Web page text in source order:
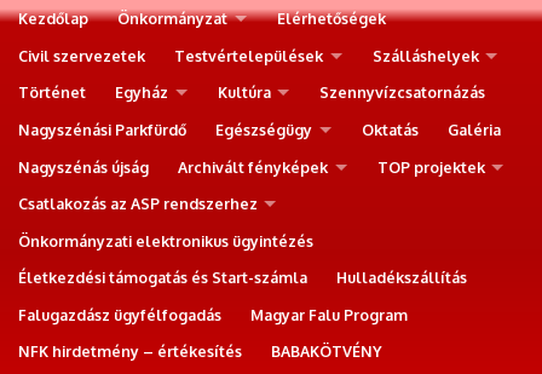
Kezdőlap Önkormányzat
Elérhetőségek
Civil szervezetek
Testvértelepülések
Szálláshelyek
Történet
Egyház Kultúra
Szennyvízcsatornázás
Nagyszénási Parkfürdő
Egészségügy Oktatás
Galéria
Nagyszénás újság
Archivált fényképek
TOP projektek
Csatlakozás az ASP rendszerhez
Önkormányzati elektronikus ügyintézés
Életkezdési támogatás és Start-számla
Hulladékszállítás
Falugazdász ügyfélfogadás
Magyar Falu Program
NFK hirdetmény – értékesítés
BABAKÖTVÉNY